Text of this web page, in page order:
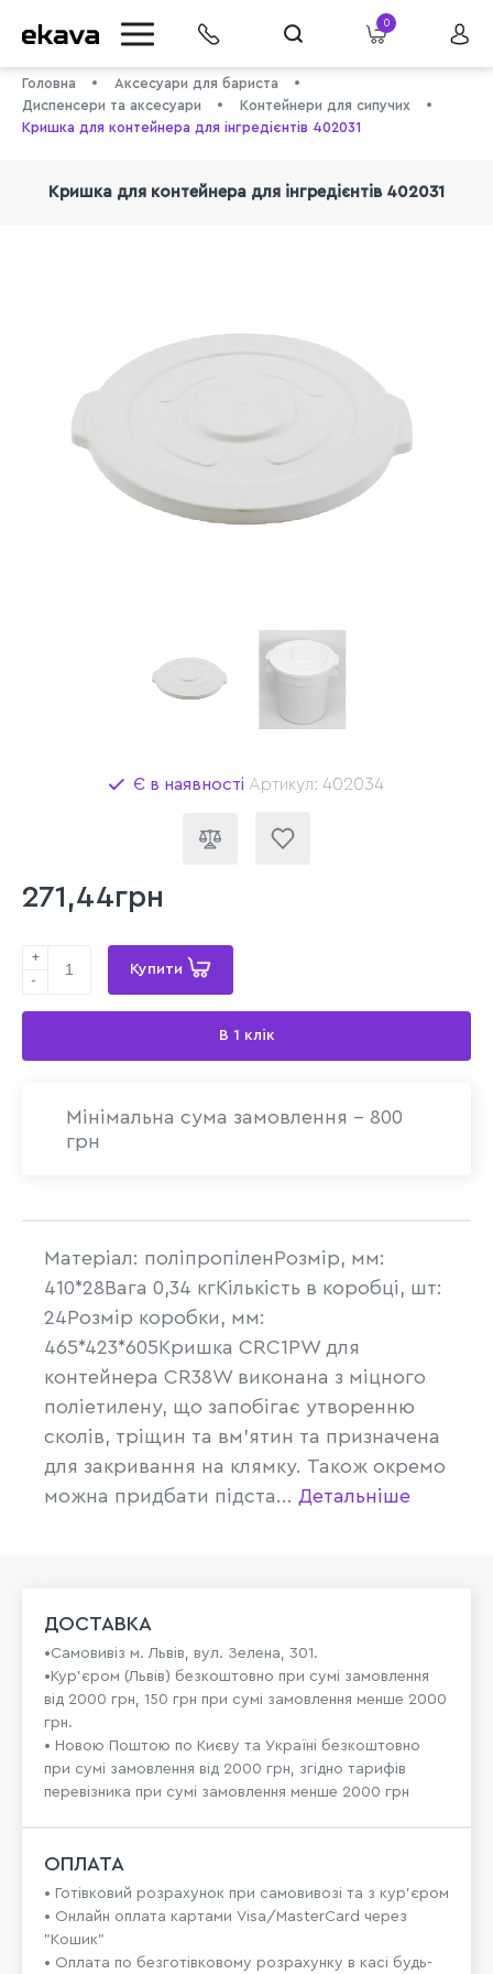
0
Головна
Аксесуари для бариста
Диспенсери та аксесуари
Контейнери для сипучих
Кришка для контейнера для інгредієнтів 402031
Кришка для контейнера для інгредієнтів 402031
Є в наявності Артикул: 402034
271,44грн
+
-
Купити
В 1 клік
Мінімальна сума замовлення - 800
грн
Матеріал: поліпропіленРозмір, мм:
410*28Вага 0,34 кгКількість в коробці, шт:
24Розмір коробки, мм:
465*423*605Кришка CRC1PW для
контейнера CR38W виконана з міцного
поліетилену, що запобігає утворенню
сколів, тріщин та вм'ятин та призначена
для закривання на клямку. Також окремо
можна придбати підста... Детальніше
ДОСТАВКА
•Самовивіз м. Львів, вул. Зелена, 301.
•Кур'єром (Львів) безкоштовно при сумі замовлення
від 2000 грн, 150 грн при сумі замовлення менше 2000
грн.
• Новою Поштою по Києву та Україні безкоштовно
при сумі замовлення від 2000 грн, згідно тарифів
перевізника при сумі замовлення менше 2000 грн
ОПЛАТА
• Готівковий розрахунок при самовивозі та з кур’єром
• Онлайн оплата картами Visa/MasterCard через
"Кошик"
• Оплата по безготівковому розрахунку в касі будь-